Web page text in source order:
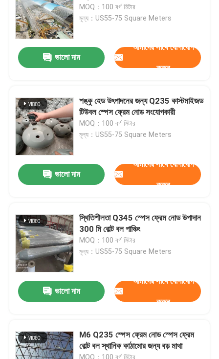
MOQ：100 বর্গ মিটার
মূল্য：US55-75 Square Meters
ভালো দাম
আমাদের সাথে যোগাযোগ
করুন
শঙ্কু হেড উৎপাদনের জন্য Q235 কাস্টমাইজড
টিউবল স্পেস ফ্রেম নোড সংযোগকারী
MOQ：100 বর্গ মিটার
মূল্য：US55-75 Square Meters
ভালো দাম
আমাদের সাথে যোগাযোগ
করুন
স্থিতিশীলতা Q345 স্পেস ফ্রেম নোড উপাদান
300 মি বোল্ট বল পাঞ্চিং
MOQ：100 বর্গ মিটার
মূল্য：US55-75 Square Meters
ভালো দাম
আমাদের সাথে যোগাযোগ
করুন
M6 Q235 স্পেস ফ্রেম নোড স্পেস ফ্রেম
বোল্ট বল স্থানিক কাঠামোর জন্য বড় মাথা
MOQ：100 বর্গ মিটার